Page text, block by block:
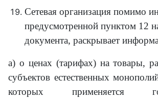
Сетевая организация помимо
предусмотренной пунктом 12
документа, раскрывает
а) о ценах (тарифах) на товары,
субъектов естественных
которых применяется